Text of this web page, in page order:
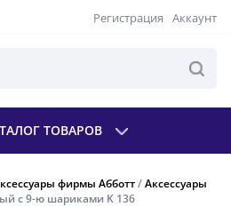
Регистрация Аккаунт
ТОВАРОВ
фирмы Абботт/Аксессуары
с 9-ю шариками K 136